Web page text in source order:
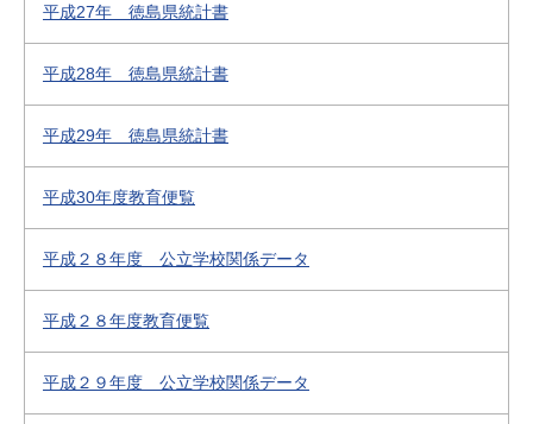
平成27年 徳島県統計書
平成28年 徳島県統計書
平成29年 徳島県統計書
平成30年度教育便覧
平成２８年度 公立学校関係データ
平成２８年度教育便覧
平成２９年度 公立学校関係データ